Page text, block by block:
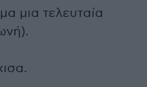
μια τελευταία